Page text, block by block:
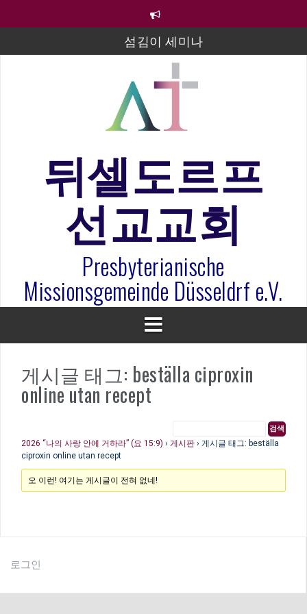
섬김이 세미나
김태희 자매 졸업연주
2023년 어린이 주일 유초등부 발표
라합3 나라 봉헌송
은퇴사-우선화 권사
20260322 주안에 가만히 머물기(요한복음 15:1-17) 손
훈목사
뒤셀도르프
선교교회
Presbyterianische
Missionsgemeinde Düsseldrf e.V.
게시글 태그: beställa ciproxin
online utan recept
2026 “나의 사랑 안에 거하라” (요 15:9) › 게시판 › 게시글 태그: beställa
ciproxin online utan recept
오 이런! 여기는 게시글이 전혀 없네!
로그인